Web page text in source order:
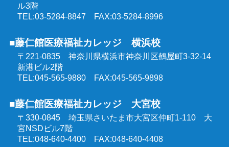
同行援護従業者養成研修
喀痰吸引等研修
医療的ケア教員講習会
埼玉県委託 公共職業訓練
群馬県委託 公共職業訓練
介護福祉士受験対策講座（オンラインコース）
ケアマネジャー受験対策講座（オンラインコース）
社会福祉士受験対策講座（オンラインコース）
精神保健福祉士受験対策講座（オンラインコース）
ル3階
TEL:03-5284-8847 FAX:03-5284-8996
■藤仁館医療福祉カレッジ 横浜校
〒221-0835 神奈川県横浜市神奈川区鶴屋町3-32-14
新港ビル2階
TEL:045-565-9880 FAX:045-565-9898
■藤仁館医療福祉カレッジ 大宮校
〒330-0845 埼玉県さいたま市大宮区仲町1-110 大
宮NSDビル7階
TEL:048-640-4400 FAX:048-640-4408